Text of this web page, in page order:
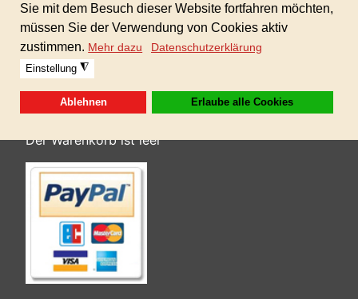
Sofortdownload nach erhaltener Zahlung.
Dieses Produkt ist in der GIGAFLATRATE 5 enthalten!
Warenkorb
Der Warenkorb ist leer